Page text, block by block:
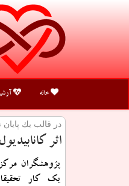
خانه
در قالب یك
اثر
پژوهشگران
یک کار